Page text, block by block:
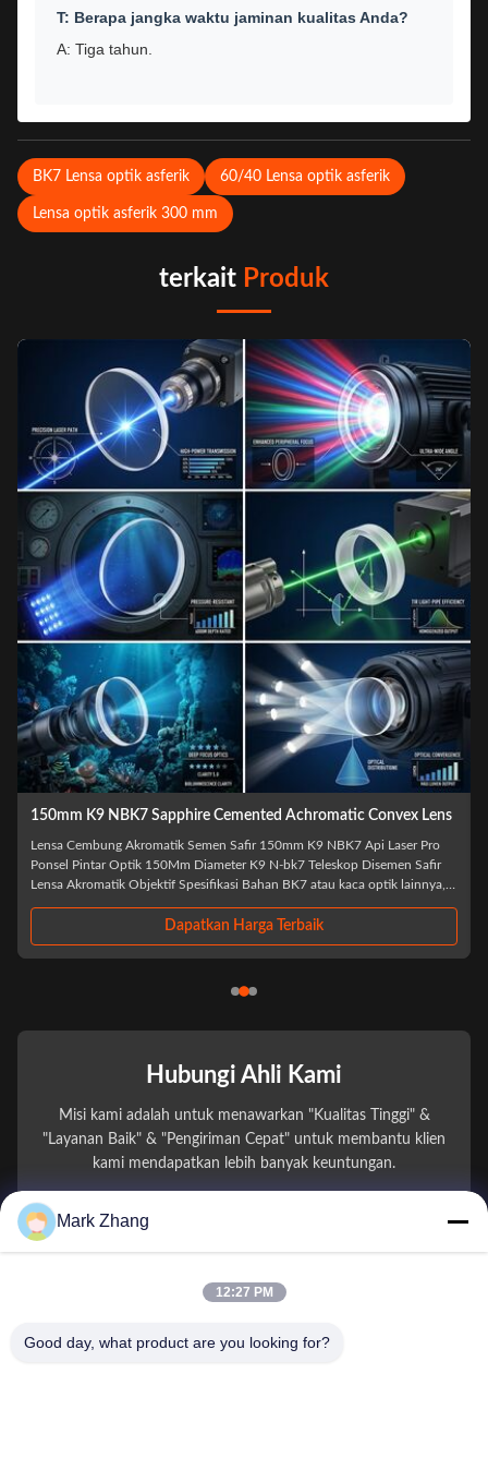
T: Berapa jangka waktu jaminan kualitas Anda?
A: Tiga tahun.
BK7 Lensa optik asferik 60/40 Lensa optik asferik
Lensa optik asferik 300 mm
terkait Produk
BK7 Resin 1.5mm To 300mm Double Concave Lens Sapphire
BK7 Resin 1.5mm hingga 300mm Lensa Konkaf Ganda Sapphire
Ringkasan Produk Pabrik grosir resin BK7 dan kaca optik lainnya kubah
safir konkaf ganda beton safir lensa optik Shanghai Advance Optical-
Electronics Technology Co., Ltd adalah perusahaan produksi berbasis
teknologi, secara resmi didirikan ...Dapatkan Harga Terbaik
Hubungi Ahli Kami
Misi kami adalah untuk menawarkan "Kualitas Tinggi" &
"Layanan Baik" & "Pengiriman Cepat" untuk membantu klien
kami mendapatkan lebih banyak keuntungan.
Nama Anda
Nama perusahaan
Mark Zhang
12:27 PM
Good day, what product are you looking for?